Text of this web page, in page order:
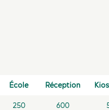
École Réception
250 600